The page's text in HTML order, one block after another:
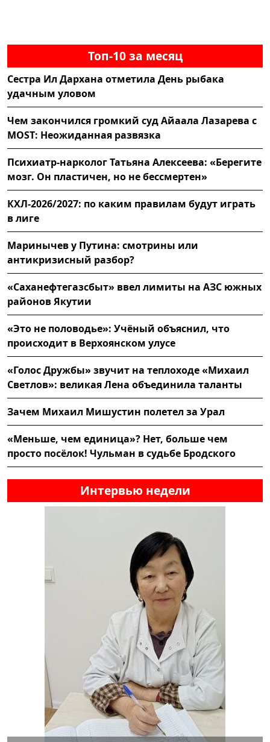
Топ-10 за месяц
Сестра Ил Дархана отметила День рыбака
удачным уловом
Чем закончился громкий суд Айаала Лазарева с
MOST: Неожиданная развязка
Психиатр-нарколог Татьяна Алексеева: «Берегите
мозг. Он пластичен, но не бессмертен»
КХЛ-2026/2027: по каким правилам будут играть
в лиге
Маринычев у Путина: смотрины или
антикризисный разбор?
«Саханефтегазсбыт» ввел лимиты на АЗС южных
районов Якутии
«Это не половодье»: Учёный объяснил, что
происходит в Верхоянском улусе
«Голос Дружбы» звучит на теплоходе «Михаил
Светлов»: великая Лена объединила таланты
Зачем Михаил Мишустин полетел за Урал
«Меньше, чем единица»? Нет, больше чем
просто посёлок! Чульман в судьбе Бродского
Интервью недели